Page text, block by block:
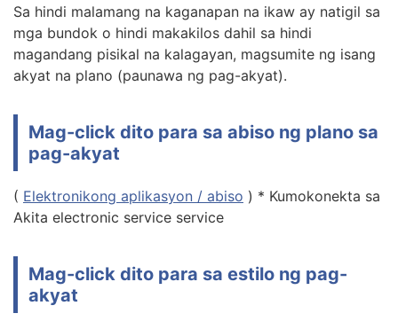
Sa hindi malamang na kaganapan na ikaw ay natigil sa
mga bundok o hindi makakilos dahil sa hindi
magandang pisikal na kalagayan, magsumite ng isang
akyat na plano (paunawa ng pag-akyat).
Mag-click dito para sa abiso ng plano sa
pag-akyat
( Elektronikong aplikasyon / abiso ) * Kumokonekta sa
Akita electronic service service
Mag-click dito para sa estilo ng pag-
akyat